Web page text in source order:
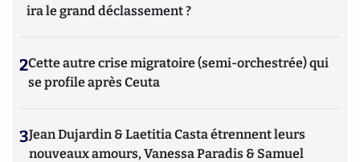
ira le grand déclassement ?
2Cette autre crise migratoire (semi-orchestrée) qui
se profile après Ceuta
3Jean Dujardin & Laetitia Casta étrennent leurs
nouveaux amours, Vanessa Paradis & Samuel